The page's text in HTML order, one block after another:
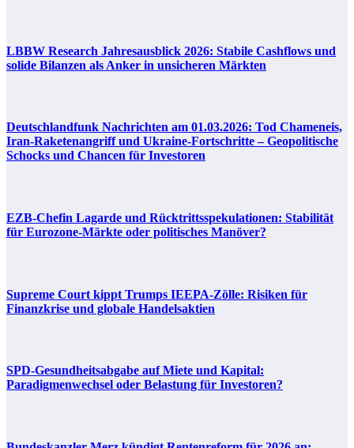
LBBW Research Jahresausblick 2026: Stabile Cashflows und
solide Bilanzen als Anker in unsicheren Märkten
Deutschlandfunk Nachrichten am 01.03.2026: Tod Chameneis,
Iran-Raketenangriff und Ukraine-Fortschritte – Geopolitische
Schocks und Chancen für Investoren
EZB-Chefin Lagarde und Rücktrittsspekulationen: Stabilität
für Eurozone-Märkte oder politisches Manöver?
Supreme Court kippt Trumps IEEPA-Zölle: Risiken für
Finanzkrise und globale Handelsaktien
SPD-Gesundheitsabgabe auf Miete und Kapital:
Paradigmenwechsel oder Belastung für Investoren?